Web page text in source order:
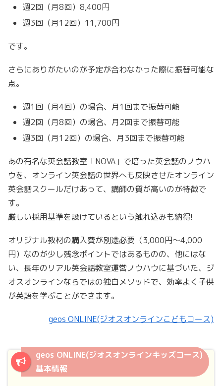
週2回（月8回）8,400円
週3回（月12回）11,700円
です。
さらにありがたいのが予定が合わなかった際に振替可能な
点。
週1回（月4回）の場合、月1回まで振替可能
週2回（月8回）の場合、月2回まで振替可能
週3回（月12回）の場合、月3回まで振替可能
あの有名な英会話教室「NOVA」で培った英会話のノウハ
ウを、オンライン英会話の世界へも反映させたオンライン
英会話スクールだけあって、講師の質が高いのが特徴で
す。
厳しい採用基準を設けているという触れ込みも納得!
オリジナル教材の購入費が別途必要（3,000円〜4,000
円）なのが少し残念ポイントではあるものの、他にはな
い、長年のリアル英会話教室運営ノウハウに基づいた、ジ
オスオンラインならではの独自メソッドで、効率よく子供
が英語を学ぶことができます。
geos ONLINE(ジオスオンラインこどもコース)
geos ONLINE(ジオスオンラインキッズコース)
基本情報